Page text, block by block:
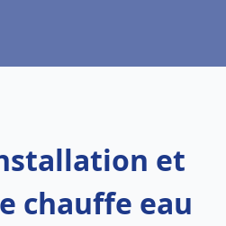
et
chauffe eau